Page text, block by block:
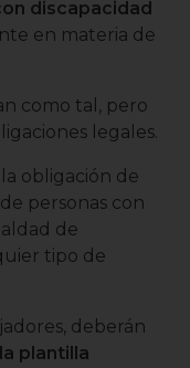
discapacidad
en materia de
como tal, pero
legales.
obligación de
personas con
de
tipo de
deberán
plantilla